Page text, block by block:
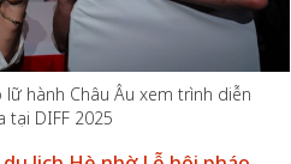
hành Châu Âu xem trình diễn
tại DIFF 2025